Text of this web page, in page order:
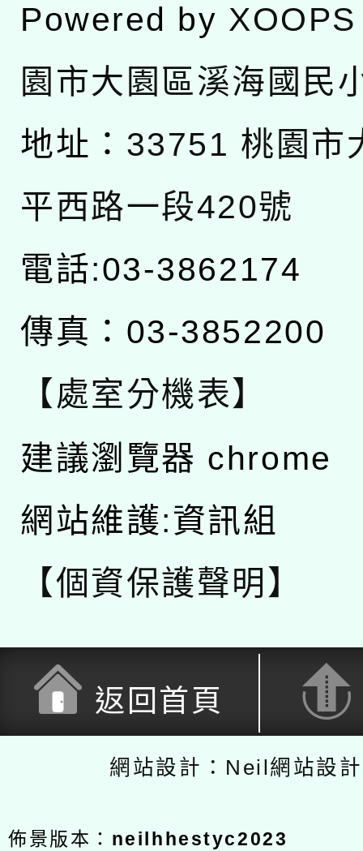
Powered by XOOPS
園市大園區溪海國民
地址： 33751 桃園市
平西路一段420號
電話:03-3862174
傳真：03-3852200
【處室分機表】
建議瀏覽器 chrome
網站維護:資訊組
【個資保護聲明】
返回首頁
網站設計：Neil網站設
佈景版本： neilhhestyc2023